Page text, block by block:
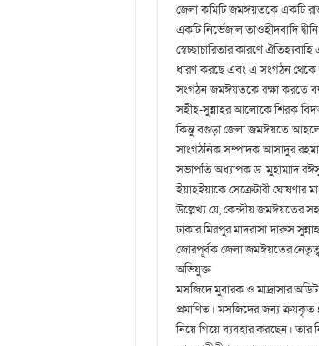
জেলা কমিটি জমঈয়তকে একটি
একটি নির্ভেজাল তাওহীদবাদি
স্বেচ্ছাচারিতার কারণে
ধারণ করছে এবং এ সংগঠন থেকে
সংগঠন জমঈয়তকে রক্ষা করতে
সহীহ-সুন্নাহর আলোকে শিরক্
কিন্তু বগুড়া জেলা জমঈয়তে
সাংগঠনিক সম্পাদক আসাদুর
সভাপতি অধ্যাপক ড. মুহাম্মাদ
ইয়াহইয়াকে সেক্রেটারী ঘোষণার
উল্লেখ্য যে, কেন্দ্রীয় জমঈয়তের
ঢাকার মিরপুর মাদরাসা দারুস
জোরপূর্বক জেলা জমঈয়তের
অভিযুক্ত
মসজিদে মুবারক ও মাদ্রাসার
প্রমাণিত। মসজিদের জন্য ক্রয়কৃত
নিয়ে গিয়ে ব্যবহার করছেন। তার